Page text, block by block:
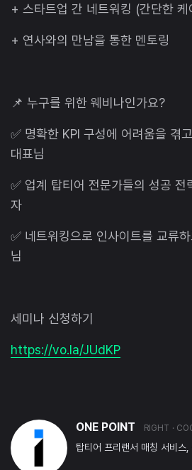
+ 스타트업 간 네트워킹 (간단한 케
+ 연사와의 만남을 통한 멘토링
📌 누구를 위한 웨비나인가요?
✅ 명확한 KPI 구성에 어려움을 겪
대표님
✅ 업계 탑티어 전문가들의 성공 전
자
✅ 네트워킹으로 인사이트를 교류
님
세미나 신청하기
https://vo.la/JUdKP
ONE POINT RIGHT ·
탑티어 프리랜서 매칭 서비스,